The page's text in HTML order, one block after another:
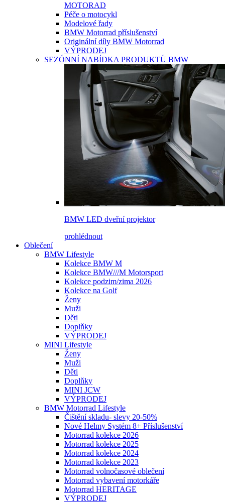
MOTORAD
Péče o motocykl
Modelové řady
BMW Motorrad příslušenství
Originální díly BMW Motorrad
VÝPRODEJ
SEZÓNNÍ NABÍDKA PRODUKTŮ BMW
BMW LED dveřní projektor
prohlédnout
Oblečení
BMW Lifestyle
Kolekce BMW M
Kolekce BMW///M Motorsport
Kolekce podzim/zima 2026
Kolekce na Golf
Ženy
Muži
Děti
Doplňky
VÝPRODEJ
MINI Lifestyle
Ženy
Muži
Děti
Doplňky
MINI JCW
VÝPRODEJ
BMW Motorrad Lifestyle
Čištění skladu- slevy 20-50%
Nové Helmy Systém 8+ Příslušenství
Motorrad kolekce 2026
Motorrad kolekce 2025
Motorrad kolekce 2024
Motorrad kolekce 2023
Motorrad volnočasové oblečení
Motorrad vybavení motorkáře
Motorrad HERITAGE
VÝPRODEJ